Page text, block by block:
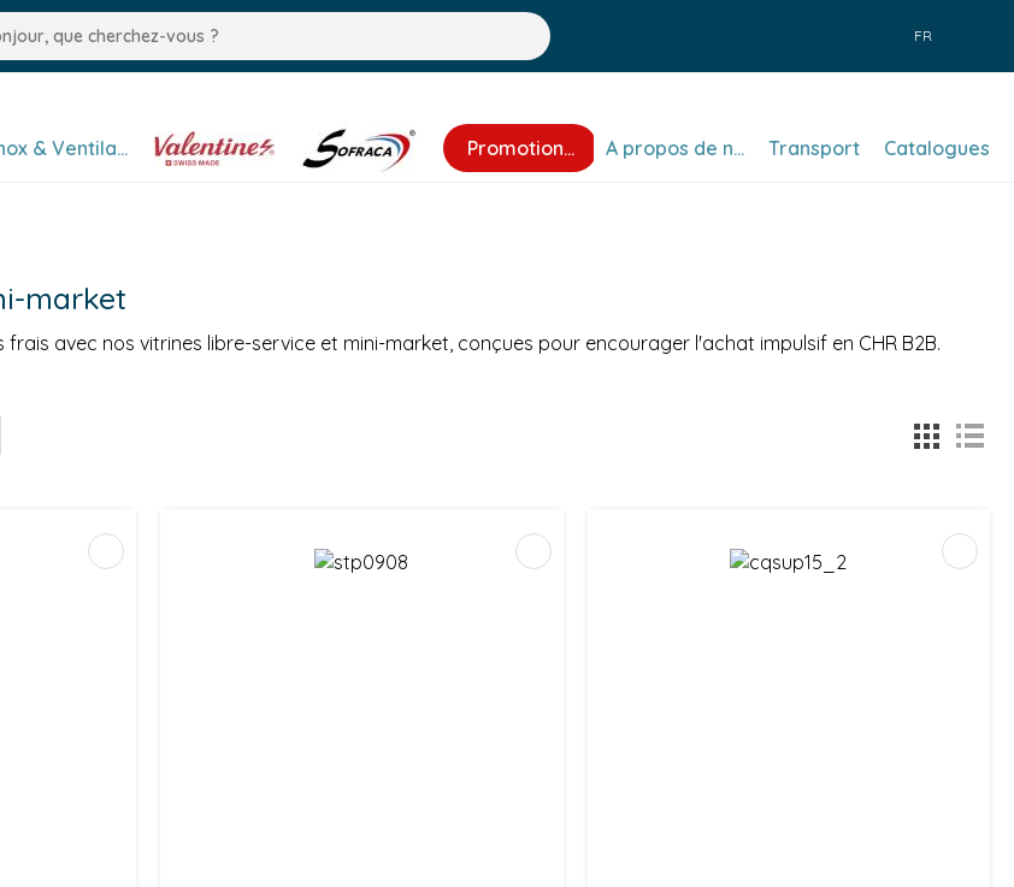
FR
Inox & Ventilation Valentine Sofraca Promotions A propos de nous Transport Catalogues
market
avec nos vitrines libre-service et mini-market, conçues pour encourager l'achat impulsif en CHR B2B.